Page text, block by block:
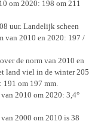
om 2020: 198 om 211
uur. Landelijk scheen
van 2010 en 2020: 197 /
de norm van 2010 en
land viel in de winter 205
191 om 197 mm.
2010 om 2020: 3,4°
2000 om 2010 is 38